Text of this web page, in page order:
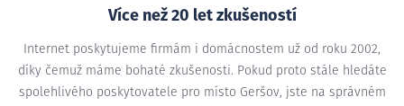
Více než 20 let zkušeností
Internet poskytujeme firmám i domácnostem už od roku 2002,
díky čemuž máme bohaté zkušenosti. Pokud proto stále hledáte
spolehlivého poskytovatele pro místo Geršov, jste na správném